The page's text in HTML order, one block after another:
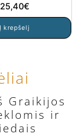
25,40€
Į krepšelį
Graikijos
ir